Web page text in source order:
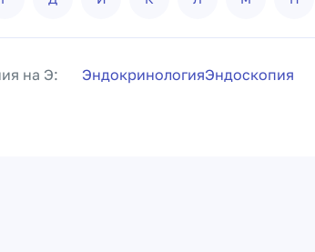
на Э: ЭндокринологияЭндоскопия